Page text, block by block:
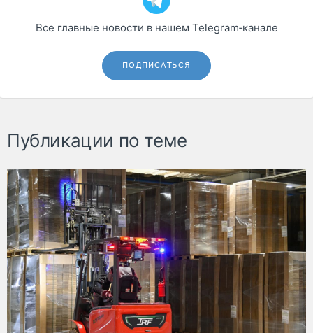
Все главные новости в нашем Telegram‑канале
ПОДПИСАТЬСЯ
Публикации по теме